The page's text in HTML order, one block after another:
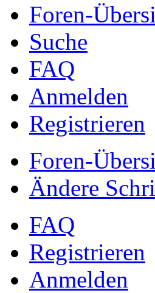
Foren-
Suche
FAQ
Anmelden
Registrieren
Foren-
Ändere
FAQ
Registrieren
Anmelden